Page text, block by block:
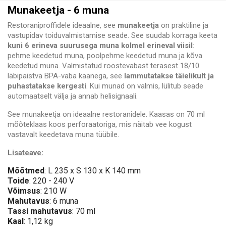
Munakeetja - 6 muna
Restoraniproffidele ideaalne, see munakeetja on praktiline ja
vastupidav toiduvalmistamise seade. See suudab korraga keeta
kuni 6 erineva suurusega muna kolmel erineval viisil :
pehme keedetud muna, poolpehme keedetud muna ja kõva
keedetud muna. Valmistatud roostevabast terasest 18/10
läbipaistva BPA-vaba kaanega, see lammutatakse täielikult ja
puhastatakse kergesti. Kui munad on valmis, lülitub seade
automaatselt välja ja annab helisignaali.
See munakeetja on ideaalne restoranidele. Kaasas on 70 ml
mõõteklaas koos perforaatoriga, mis näitab vee kogust
vastavalt keedetava muna tüübile.
Lisateave:
Mõõtmed: L 235 x S 130 x K 140 mm
Toide: 220 - 240 V
Võimsus: 210 W
Mahutavus: 6 muna
Tassi mahutavus: 70 ml
Kaal : 1,12 kg